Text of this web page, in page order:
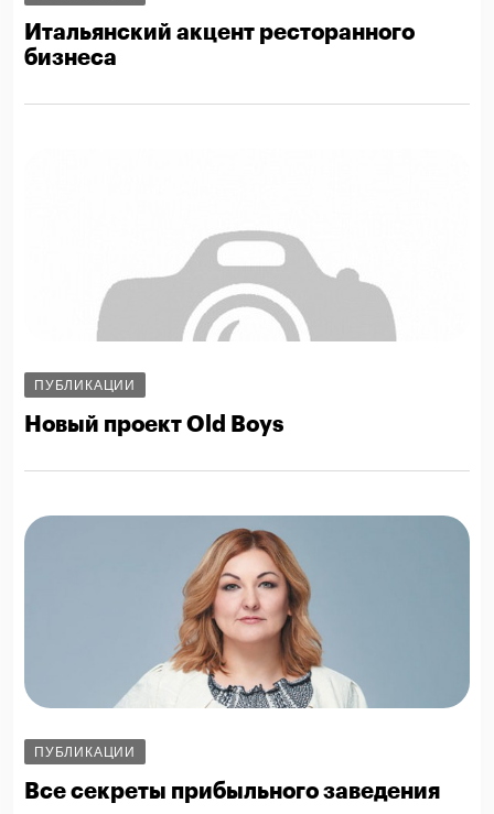
Итальянский акцент ресторанного
бизнеса
ПУБЛИКАЦИИ
Новый проект Old Boys
ПУБЛИКАЦИИ
Все секреты прибыльного заведения